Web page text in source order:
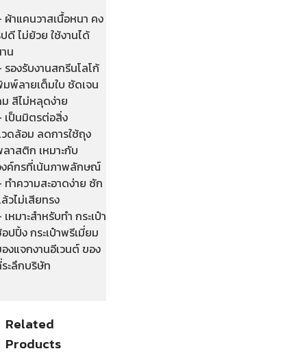
ผ้าแคนวาสเนื้อหนา คง
ดี ไม่ย้วย ใช้งานได้
น
รองรับงานสกรีนโลโก้
พ์ลายเต็มใบ ชัดเจน
สีไม่หลุดง่าย
เป็นมิตรต่อสิ่ง
ดล้อม ลดการใช้ถุง
าสติก เหมาะกับ
ค์กรที่เน้นภาพลักษณ์
ทำความสะอาดง่าย ซัก
วไม่เสียทรง
เหมาะสำหรับทำ กระเป๋า
ปปิ้ง กระเป๋าพรีเมี่ยม
งแจกงานอีเวนต์ ของ
ะลึกบริษัท
Related
Products